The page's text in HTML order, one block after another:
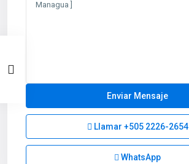
Llamar +505 2226-2654
WhatsApp